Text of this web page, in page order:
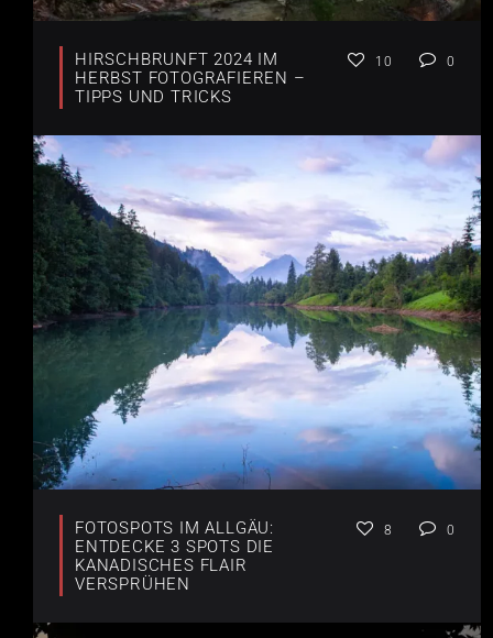
HIRSCHBRUNFT 2024 IM
HERBST FOTOGRAFIEREN –
TIPPS UND TRICKS
10 0
FOTOSPOTS IM ALLGÄU:
ENTDECKE 3 SPOTS DIE
KANADISCHES FLAIR
VERSPRÜHEN
8 0